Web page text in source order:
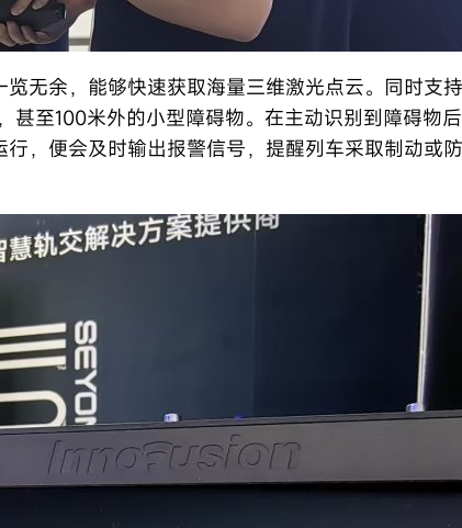
无余，能够快速获取海量三维激光点云。同时支
甚至100米外的小型障碍物。在主动识别到障碍物
，便会及时输出报警信号，提醒列车采取制动或